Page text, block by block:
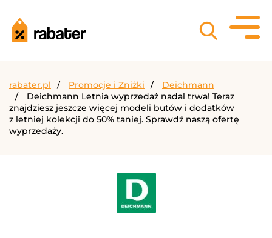
rabater.pl Promocje i Zniżki
Deichmann
Deichmann Letnia wyprzedaż nadal trwa! Teraz
znajdziesz jeszcze więcej modeli butów i dodatków
z letniej kolekcji do 50% taniej. Sprawdź naszą ofertę
wyprzedaży.